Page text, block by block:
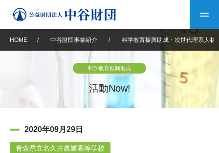
中谷財団について
設立趣意書 財団概要
中谷財団事業紹介 中谷賞
中谷財団動画紹介
HOME / 中谷財団事業紹介 / 科学教育振興助成・次世代理系人材
科学教育振興助成
活動Now!
2020年09月29日
青森県立名久井農業高等学校